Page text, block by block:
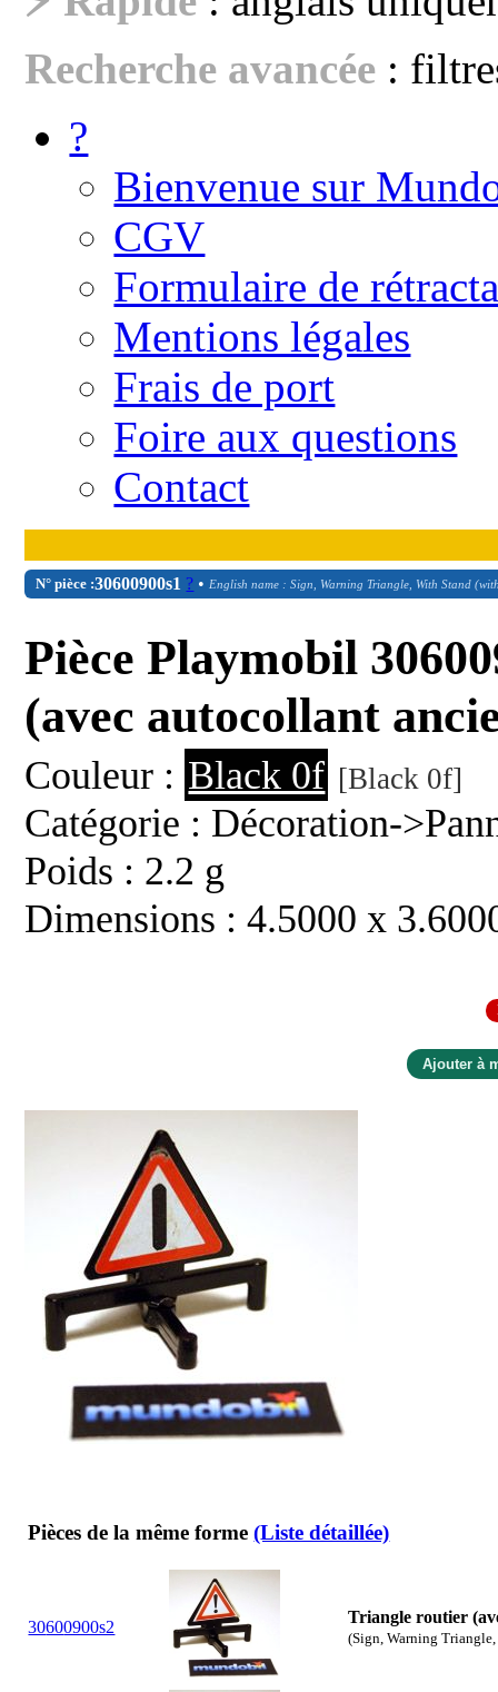
Recherche avancée :
?
Bienvenue sur
CGV
Formulaire de
Mentions légales
Frais de port
Foire aux questions
Contact
N° pièce :30600900s1 ? •English name : Sign, Warning Triangle, With Stand
Pièce Playmobil
(avec autocollant
Couleur : Black 0f [Black 0f]
Catégorie : Décoration-
Poids : 2.2 g
Dimensions : 4.5000 x
Pièces de la même forme(Liste détaillée)
30600900s2
Triangle routier
(Sign, Warning